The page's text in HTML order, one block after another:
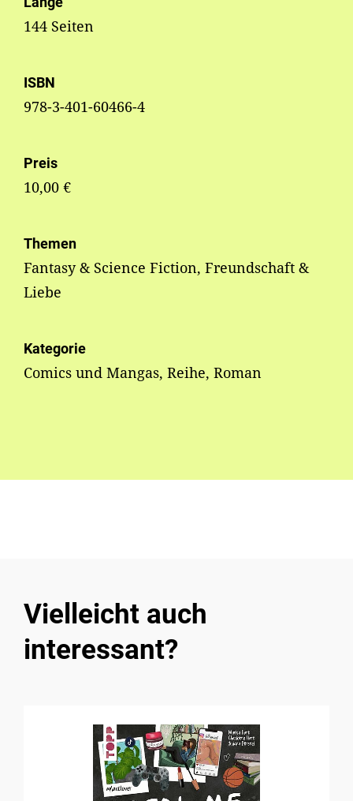
144 Seiten
ISBN
978-3-401-60466-4
Preis
10,00 €
Themen
Fantasy & Science Fiction, Freundschaft &
Liebe
Kategorie
Comics und Mangas, Reihe, Roman
Vielleicht auch
interessant?